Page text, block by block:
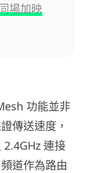
場加映
功能並非
傳送速度，
連接
道作為路由